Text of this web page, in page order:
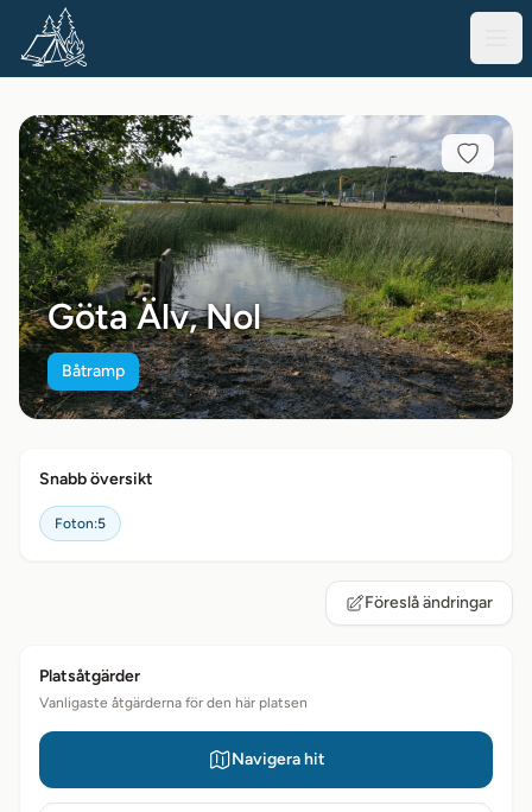
Göta Älv, Nol
Båtramp
Snabb översikt
Foton:5
Föreslå ändringar
Platsåtgärder
Vanligaste åtgärderna för den här platsen
Navigera hit